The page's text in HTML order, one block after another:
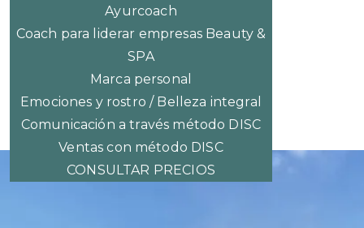
Ayurcoach
Coach para liderar empresas Beauty &
SPA
Marca personal
Emociones y rostro / Belleza integral
Comunicación a través método DISC
Ventas con método DISC
CONSULTAR PRECIOS